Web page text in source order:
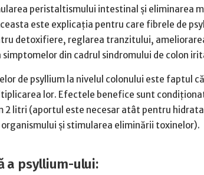
peristaltismului intestinal și eliminarea
este explicaţia pentru care fibrele de
detoxifiere, reglarea tranzitului,
simptomelor din cadrul sindromului de colon
de psyllium la nivelul colonului este faptul
lor. Efectele benefice sunt
2 litri (aportul este necesar atât pentru
şi stimularea eliminării toxinelor).
a psyllium-ului: